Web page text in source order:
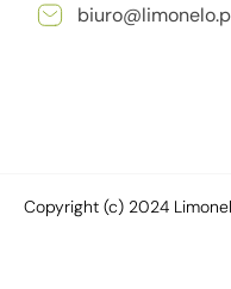
Copyright (c) 2024